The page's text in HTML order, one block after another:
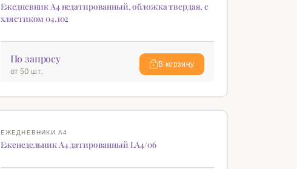
Ежедневник А4 недатированный, обложка твердая, с
хлястиком 04.102
По запросу
от 50 шт.
В корзину
ЕЖЕДНЕВНИКИ А4
Еженедельник А4 датированный LA4/06